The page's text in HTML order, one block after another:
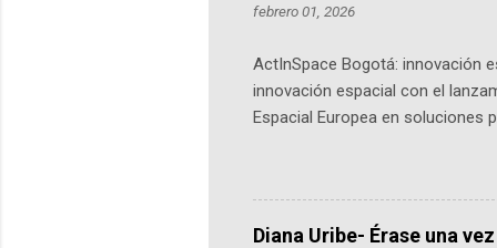
febrero 01, 2026
ActInSpace Bogotá: innovación
innovación espacial con el
Espacial Europea en soluciones
emprendedores y estudiantes.
más de 60 ciudades, donde
datos orbitales. En Bogotá,
Diana Uribe- Érase una